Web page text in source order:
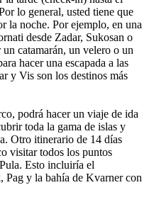
lo general, usted tiene que
la noche. Por ejemplo, en una
desde Zadar, Sukosan o
catamarán, un velero o un
hacer una escapada a las
y Vis son los destinos más
podrá hacer un viaje de ida
toda la gama de islas y
Otro itinerario de 14 días
visitar todos los puntos
Esto incluiría el
y la bahía de Kvarner con